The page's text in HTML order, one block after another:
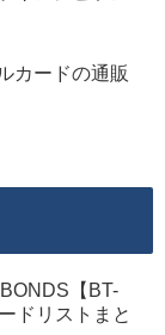
カードの通販
【BT-
ドリストまと